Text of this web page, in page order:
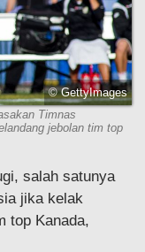
© GettyImages
Timnas
jebolan tim top
salah satunya
jika kelak
top Kanada,